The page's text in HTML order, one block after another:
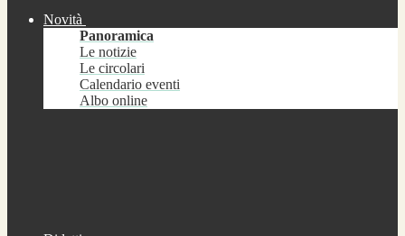
Novità
Panoramica
Le notizie
Le circolari
Calendario eventi
Albo online